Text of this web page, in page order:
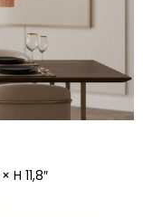
11,8″